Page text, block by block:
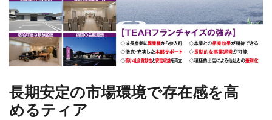
長期安定の市場環境で存在感を高
めるティア